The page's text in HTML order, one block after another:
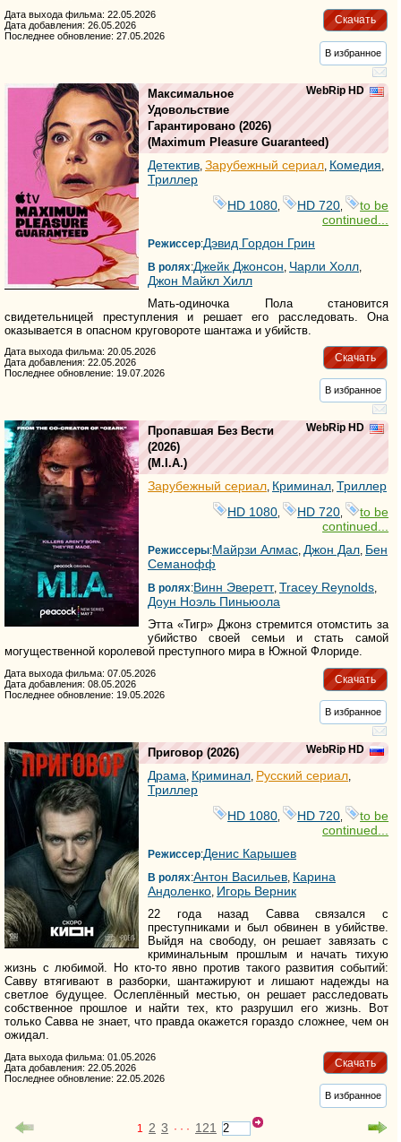
Скачать
Дата выхода фильма: 22.05.2026
Дата добавления: 26.05.2026
Последнее обновление: 27.05.2026
В избранное
WebRip HD
Максимальное
Удовольствие
Гарантировано (2026)
(Maximum Pleasure Guaranteed)
Детектив Зарубежный сериал Комедия
Триллер
HD 1080
HD 720
to be
continued...
Режиссер:Дэвид Гордон Грин
В ролях:Джейк Джонсон Чарли Холл
Джон Майкл Хилл
Мать-одиночка Пола становится
свидетельницей преступления и решает его расследовать. Она
оказывается в опасном круговороте шантажа и убийств.
Скачать
Дата выхода фильма: 20.05.2026
Дата добавления: 22.05.2026
Последнее обновление: 19.07.2026
В избранное
WebRip HD
Пропавшая Без Вести
(2026)
(M.I.A.)
Зарубежный сериал, Криминал, Триллер
HD 1080
HD 720
to be
continued...
Режиссеры:Майрзи Алмас, Джон Дал, Бен
Семанофф
В ролях:Винн Эверетт, Tracey Reynolds,
Доун Ноэль Пиньюола
Этта «Тигр» Джонз стремится отомстить за
убийство своей семьи и стать самой
могущественной королевой преступного мира в Южной Флориде.
Скачать
Дата выхода фильма: 07.05.2026
Дата добавления: 08.05.2026
Последнее обновление: 19.05.2026
В избранное
WebRip HD
Приговор (2026)
Драма, Криминал, Русский сериал,
Триллер
HD 1080
HD 720
to be
continued...
Режиссер:Денис Карышев
В ролях:Антон Васильев, Карина
Андоленко, Игорь Верник
22 года назад Савва связался с
преступниками и был обвинен в убийстве.
Выйдя на свободу, он решает завязать с
криминальным прошлым и начать тихую
жизнь с любимой. Но кто-то явно против такого развития событий:
Савву втягивают в разборки, шантажируют и лишают надежды на
светлое будущее. Ослеплённый местью, он решает расследовать
собственное прошлое и найти тех, кто разрушил его жизнь. Вот
только Савва не знает, что правда окажется гораздо сложнее, чем он
ожидал.
Скачать
Дата выхода фильма: 01.05.2026
Дата добавления: 22.05.2026
Последнее обновление: 22.05.2026
В избранное
1 2 3 · · · 121